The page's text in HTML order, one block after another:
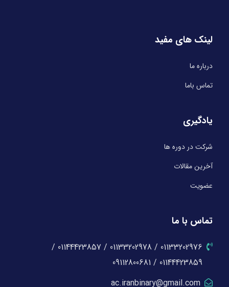
لینک های مفید
درباره ما
تماس باما
یادگیری
شرکت در دوره ها
آخرین مقالات
عضویت
تماس با ما
01133202976 / 01133202978 / 01144423857 /
01144423859 / 09112800681
ac.iranbinary@gmail.com